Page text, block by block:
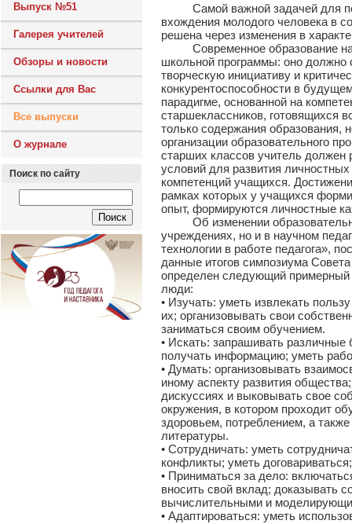
Выпуск №51
Галерея учителей
Обзоры и новости
Ссылки для Вас
Все выпуски
О журнале
Поиск по сайту
Самой важной задачей для
вхождения молодого человека в
решена через изменения в
Современное образование
школьной программы: оно должно
творческую инициативу и
конкурентоспособности в
парадигме, основанной на
старшеклассников, готовящихся
только содержания образования,
организации образовательного
старших классов учитель должен
условий для развития
компетенций учащихся.
рамках которых у учащихся
опыт, формируются личностные
Об изменении
учреждениях, но и в научном
технологии в работе педагога»,
данные итогов симпозиума
определен следующий
люди:
• Изучать: уметь извлекать
их; организовывать свои
заниматься своим обучением.
• Искать: запрашивать
получать информацию; уметь
• Думать: организовывать
иному аспекту развития
дискуссиях и выковывать свое
окружения, в котором проходит
здоровьем, потреблением, а
литературы.
• Сотрудничать: уметь
конфликты; уметь
• Приниматься за дело:
вносить свой вклад; доказывать
вычислительными и
• Адаптироваться: уметь